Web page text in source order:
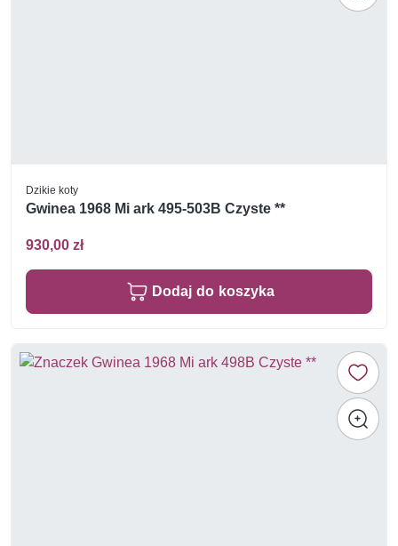
Dzikie koty
Gwinea 1968 Mi ark 495-503B Czyste **
930,00 zł
Dodaj do koszyka